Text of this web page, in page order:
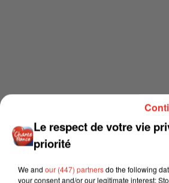
Le respect de votre vie
priorité
We and our (447) partnersdo the following
your consent and/or our legitimate interest: